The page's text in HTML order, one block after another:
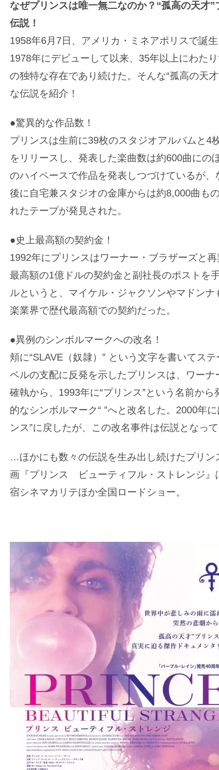
なぜプリンスは唯一無二なのか？“孤高の天才
伝説！
1958年6月7日、アメリカ・ミネアポリスで誕
1978年にデビューして以来、35年以上にわた
の独特な存在であり続けた。そんな“孤高の天
な伝説を紹介！
●驚異的な作品数！
プリンスは生前に39枚のスタジオアルバムと4
をリリースし、発表した楽曲数は約600曲にの
のハイペースで作品を発表しつづけているが、
後に自宅兼スタジオの金庫からは約8,000曲も
れたテープが発見された。
●史上最高額の契約金！
1992年にプリンスはワーナー・ブラザーズと
最高額の1億ドルの契約金と副社長のポストを
ルというと、マイケル・ジャクソンやマドン
楽業界で歴代最高額での契約だった。
●異例のシンボルマークへの改名！
頬に“SLAVE（奴隷）” という文字を書いてス
ベルの支配に反発を示したプリンスは、ワーナ
確執から、1993年に“プリンス”という名前か
的なシンボルマーク“ ”へと改名した。2000年
ンス”に戻したが、この改名事件は伝説となっ
…ほかにも数々の伝説を生み出し続けたプリン
画『プリンス ビューティフル・ストレンジ』
宿シネマカリテほか全国ロードショー。